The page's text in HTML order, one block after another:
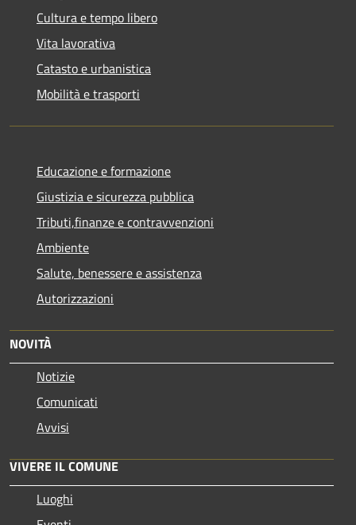
Cultura e tempo libero
Vita lavorativa
Catasto e urbanistica
Mobilità e trasporti
Educazione e formazione
Giustizia e sicurezza pubblica
Tributi,finanze e contravvenzioni
Ambiente
Salute, benessere e assistenza
Autorizzazioni
NOVITÀ
Notizie
Comunicati
Avvisi
VIVERE IL COMUNE
Luoghi